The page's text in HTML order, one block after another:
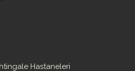
Hastaneleri